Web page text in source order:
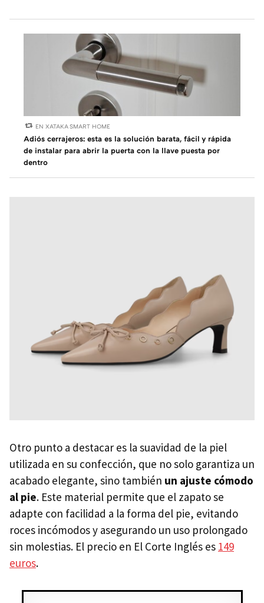
EN XATAKA SMART HOME
Adiós cerrajeros: esta es la solución barata, fácil y rápida
de instalar para abrir la puerta con la llave puesta por
dentro
Otro punto a destacar es la suavidad de la piel
utilizada en su confección, que no solo garantiza un
acabado elegante, sino también un ajuste cómodo
al pie. Este material permite que el zapato se
adapte con facilidad a la forma del pie, evitando
roces incómodos y asegurando un uso prolongado
sin molestias. El precio en El Corte Inglés es 149
euros.